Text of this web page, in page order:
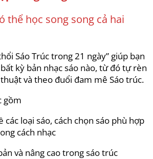
thể học song song cả hai
Sáo Trúc trong 21 ngày” giúp bạn
kỳ bản nhạc sáo nào, từ đó tự rèn
và theo đuổi đam mê Sáo trúc.
gồm
các loại sáo, cách chọn sáo phù hợp
cách nhạc
và nâng cao trong sáo trúc